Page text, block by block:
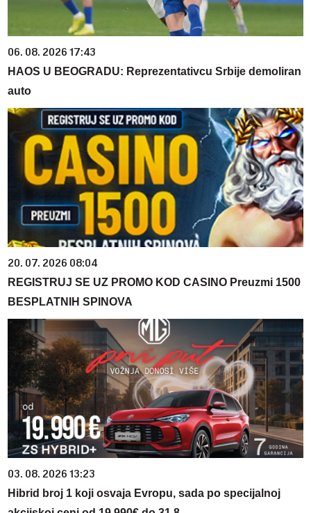
06. 08. 2026 17:43
HAOS U BEOGRADU: Reprezentativcu Srbije demoliran
auto
20. 07. 2026 08:04
REGISTRUJ SE UZ PROMO KOD CASINO Preuzmi 1500
BESPLATNIH SPINOVA
03. 08. 2026 13:23
Hibrid broj 1 koji osvaja Evropu, sada po specijalnoj